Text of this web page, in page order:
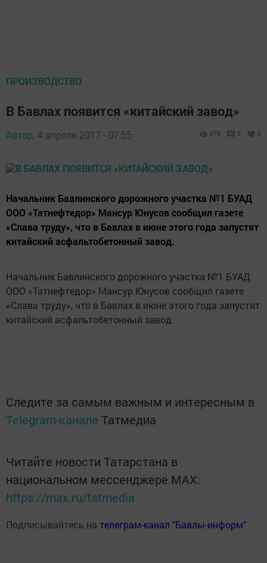
ПРОИЗВОДСТВО
В Бавлах появится «китайский завод»
Автор, 4 апреля 2017 - 07:55 978 0 0
Начальник Бавлинского дорожного участка №1 БУАД
ООО «Татнефтедор» Мансур Юнусов сообщил газете
«Слава труду», что в Бавлах в июне этого года запустят
китайский асфальтобетонный завод.
Начальник Бавлинского дорожного участка №1 БУАД
ООО «Татнефтедор» Мансур Юнусов сообщил газете
«Слава труду», что в Бавлах в июне этого года запустят
китайский асфальтобетонный завод.
Следите за самым важным и интересным в
Telegram-канале Татмедиа
Читайте новости Татарстана в
национальном мессенджере MАХ:
https://max.ru/tatmedia
Подписывайтесь на телеграм-канал "Бавлы-информ"